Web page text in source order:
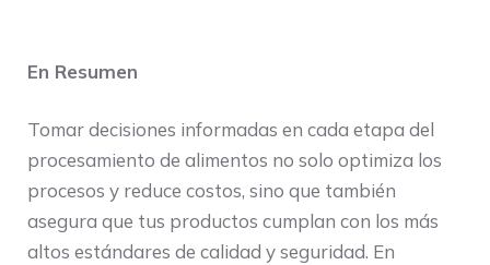
En Resumen
Tomar decisiones informadas en cada etapa del
procesamiento de alimentos no solo optimiza los
procesos y reduce costos, sino que también
asegura que tus productos cumplan con los más
altos estándares de calidad y seguridad. En